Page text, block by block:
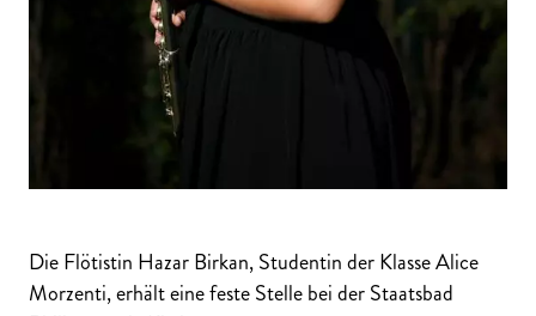
Die Flötistin Hazar Birkan, Studentin der Klasse Alice
Morzenti, erhält eine feste Stelle bei der Staatsbad